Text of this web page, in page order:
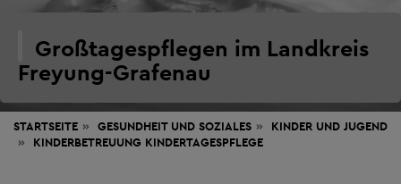
Großtagespflegen im Landkreis
Freyung-Grafenau
STARTSEITE GESUNDHEIT UND SOZIALES
KINDER UND JUGEND
KINDERBETREUUNG KINDERTAGESPFLEGE